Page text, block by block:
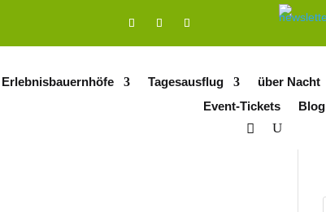
Erlebnisbauernhöfe Tagesausflug über Nacht
Event-Tickets
Blog